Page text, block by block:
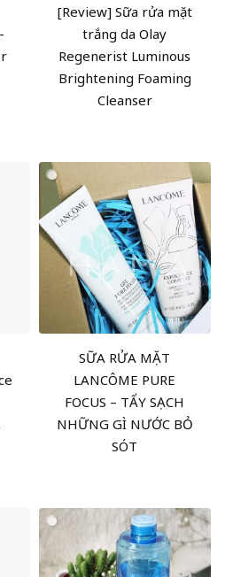
[Review] Sữa rửa mặt
trắng da Olay
Regenerist Luminous
Brightening Foaming
Cleanser
SỮA RỬA MẶT
LANCÔME PURE
FOCUS – TẨY SẠCH
NHỮNG GÌ NƯỚC BỎ
SÓT